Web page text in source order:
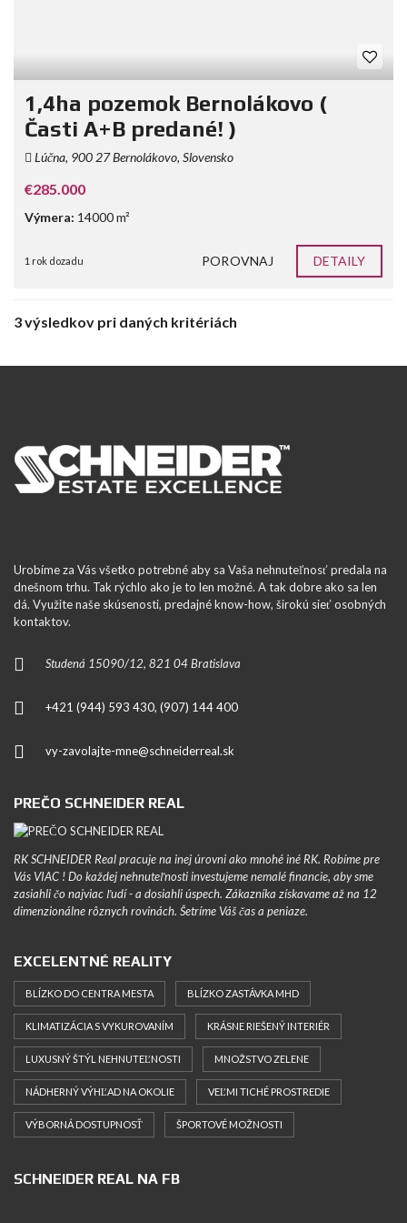
1,4ha pozemok Bernolákovo (
Časti A+B predané! )
Lúčna, 900 27 Bernolákovo, Slovensko
€285.000
Výmera: 14000 m²
1 rok dozadu POROVNAJ DETAILY
3 výsledkov pri daných kritériách
Urobíme za Vás všetko potrebné aby sa Vaša nehnuteľnosť predala na
dnešnom trhu. Tak rýchlo ako je to len možné. A tak dobre ako sa len
dá. Využite naše skúsenosti, predajné know-how, širokú sieť osobných
kontaktov.
Studená 15090/12, 821 04 Bratislava
+421 (944) 593 430, (907) 144 400
vy-zavolajte-mne@schneiderreal.sk
PREČO SCHNEIDER REAL
RK SCHNEIDER Real pracuje na inej úrovni ako mnohé iné RK. Robíme pre
Vás VIAC ! Do každej nehnuteľnosti investujeme nemalé financie, aby sme
zasiahli čo najviac ľudí - a dosiahli úspech. Zákazníka získavame až na 12
dimenzionálne rôznych rovinách. Šetríme Váš čas a peniaze.
EXCELENTNÉ REALITY
BLÍZKO DO CENTRA MESTA BLÍZKO ZASTÁVKA MHD
KLIMATIZÁCIA S VYKUROVANÍM KRÁSNE RIEŠENÝ INTERIÉR
LUXUSNÝ ŠTÝL NEHNUTEĽNOSTI MNOŽSTVO ZELENE
NÁDHERNÝ VÝHĽAD NA OKOLIE VEĽMI TICHÉ PROSTREDIE
VÝBORNÁ DOSTUPNOSŤ ŠPORTOVÉ MOŽNOSTI
SCHNEIDER REAL NA FB